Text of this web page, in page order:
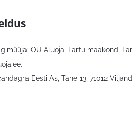
OÜ Aluoja, Tartu maakond,
.
Eesti As, Tähe 13, 71012